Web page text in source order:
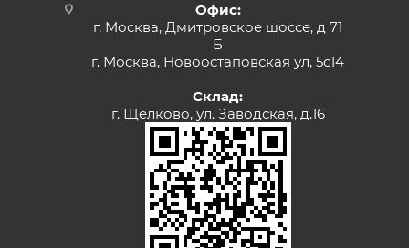
Офис:
г. Москва, Дмитровское шоссе, д 71
Б
г. Москва, Новоостаповская ул, 5с14
Склад:
г. Щелково, ул. Заводская, д.16